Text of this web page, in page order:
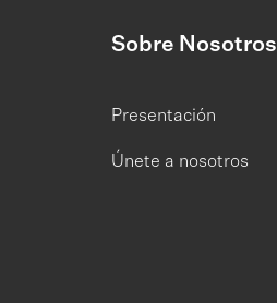
Sobre Nosotros
Presentación
Únete a nosotros